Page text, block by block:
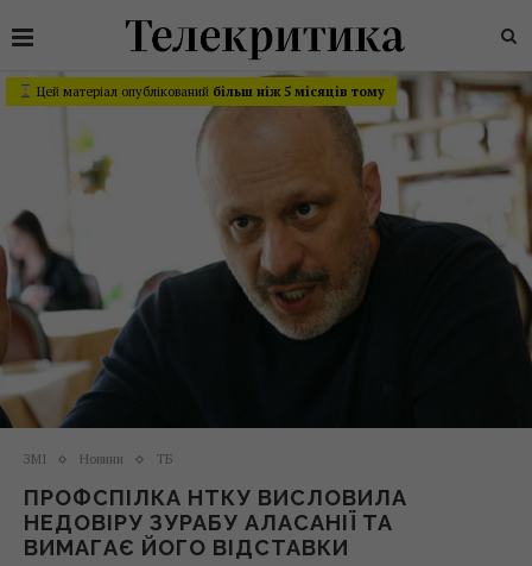
Цей матеріал опублікований більш ніж 5 місяців тому
ЗМІ Новини ТБ
ПРОФСПІЛКА НТКУ ВИСЛОВИЛА
НЕДОВІРУ ЗУРАБУ АЛАСАНІЇ ТА
ВИМАГАЄ ЙОГО ВІДСТАВКИ